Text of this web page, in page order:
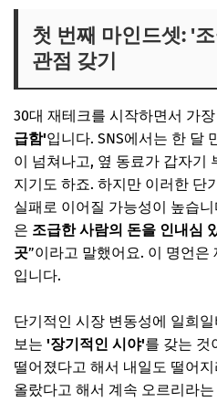
📌 지금 뜨는 꿀정보! 놓치지
추가할인 코드 WRVE6
두 번째 마인드셋: '감정적 투
📌 지금 뜨는 꿀정보! 놓치지
추가할인 코드 WRVE6
세 번째 마인드셋: '꾸준함이
📌 지금 뜨는 꿀정보! 놓치지 마
추가할인 코드 WRVE6
네 번째 마인드셋: '배움은 끝없
추가할인 코드 WRVE6
다섯 번째 마인드셋: '무리한
우기
첫 번째 마인드셋: '
관점 갖기
30대 재테크를 시작하면서 가
급함'입니다. SNS에서는 한 달
이 넘쳐나고, 옆 동료가 갑자기
지기도 하죠. 하지만 이러한 단
실패로 이어질 가능성이 높습
은 조급한 사람의 돈을 인내심
곳”이라고 말했어요. 이 명언
입니다.
단기적인 시장 변동성에 일희
보는 '장기적인 시야'를 갖는 것
떨어졌다고 해서 내일도 떨어
올랐다고 해서 계속 오르리라